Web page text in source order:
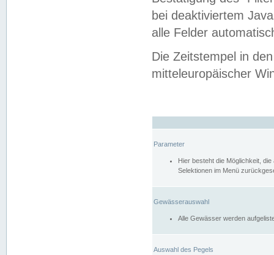
bei deaktiviertem
alle Felder
Die Zeitstempel in
mitteleuropäischer
Parameter
Hier besteht die Möglichkeit,
Selektionen im Menü
Gewässerauswahl
Alle Gewässer werden
Auswahl des Pegels